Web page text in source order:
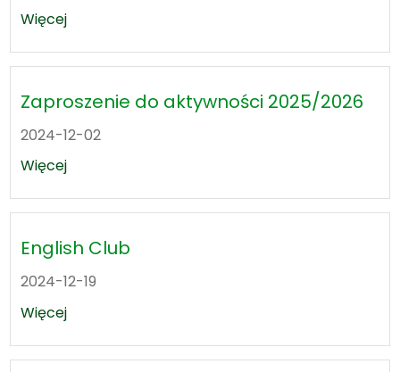
Więcej
Zaproszenie do aktywności 2025/2026
2024-12-02
Więcej
English Club
2024-12-19
Więcej